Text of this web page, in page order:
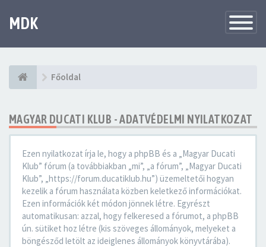
navigáció
MDK
Főoldal
MAGYAR DUCATI KLUB - ADATVÉDELMI NYILATKOZAT
Ezen nyilatkozat írja le, hogy a phpBB és a „Magyar Ducati
Klub” fórum (a továbbiakban „mi”, „a fórum”, „Magyar Ducati
Klub”, „https://forum.ducatiklub.hu”) üzemeltetői hogyan
kezelik a fórum használata közben keletkező információkat.
Ezen információk két módon jönnek létre. Egyrészt
automatikusan: azzal, hogy felkeresed a fórumot, a phpBB
ún. sütiket hoz létre (kis szöveges állományok, melyeket a
böngésződ letölt az ideiglenes állományok könyvtárába).